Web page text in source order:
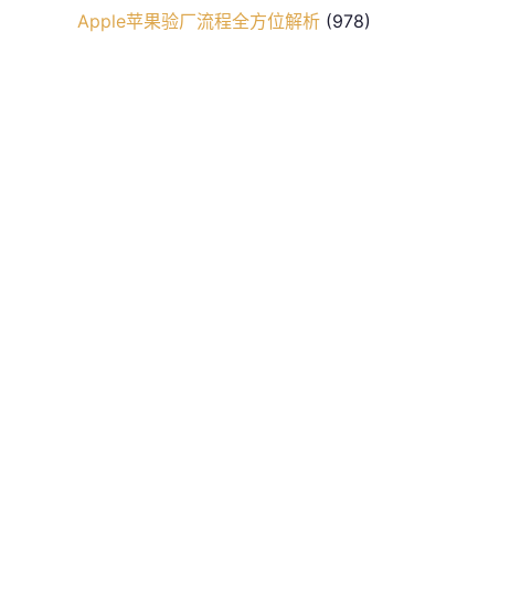
Apple苹果验厂流程全方位解析 (978)